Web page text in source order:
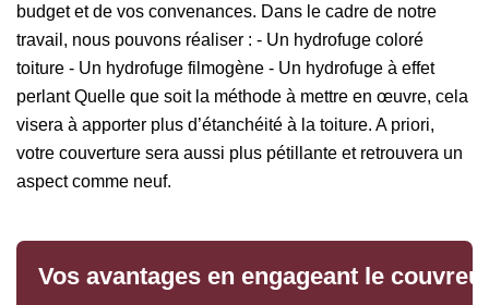
budget et de vos convenances. Dans le cadre de notre
travail, nous pouvons réaliser : - Un hydrofuge coloré
toiture - Un hydrofuge filmogène - Un hydrofuge à effet
perlant Quelle que soit la méthode à mettre en œuvre, cela
visera à apporter plus d’étanchéité à la toiture. A priori,
votre couverture sera aussi plus pétillante et retrouvera un
aspect comme neuf.
Vos avantages en engageant le